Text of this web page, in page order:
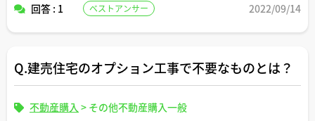
でしょうか。
回答 : 1 ベストアンサー 2022/09/14
Q.建売住宅のオプション工事で不要なものとは？
不動産購入 > その他不動産購入一般